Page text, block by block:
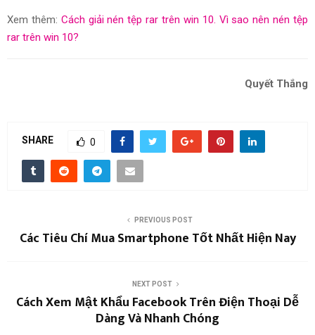
Xem thêm: Cách giải nén tệp rar trên win 10. Vì sao nên nén tệp
rar trên win 10?
Quyết Thắng
SHARE 0
PREVIOUS POST
Các Tiêu Chí Mua Smartphone Tốt Nhất Hiện Nay
NEXT POST
Cách Xem Mật Khẩu Facebook Trên Điện Thoại Dễ
Dàng Và Nhanh Chóng